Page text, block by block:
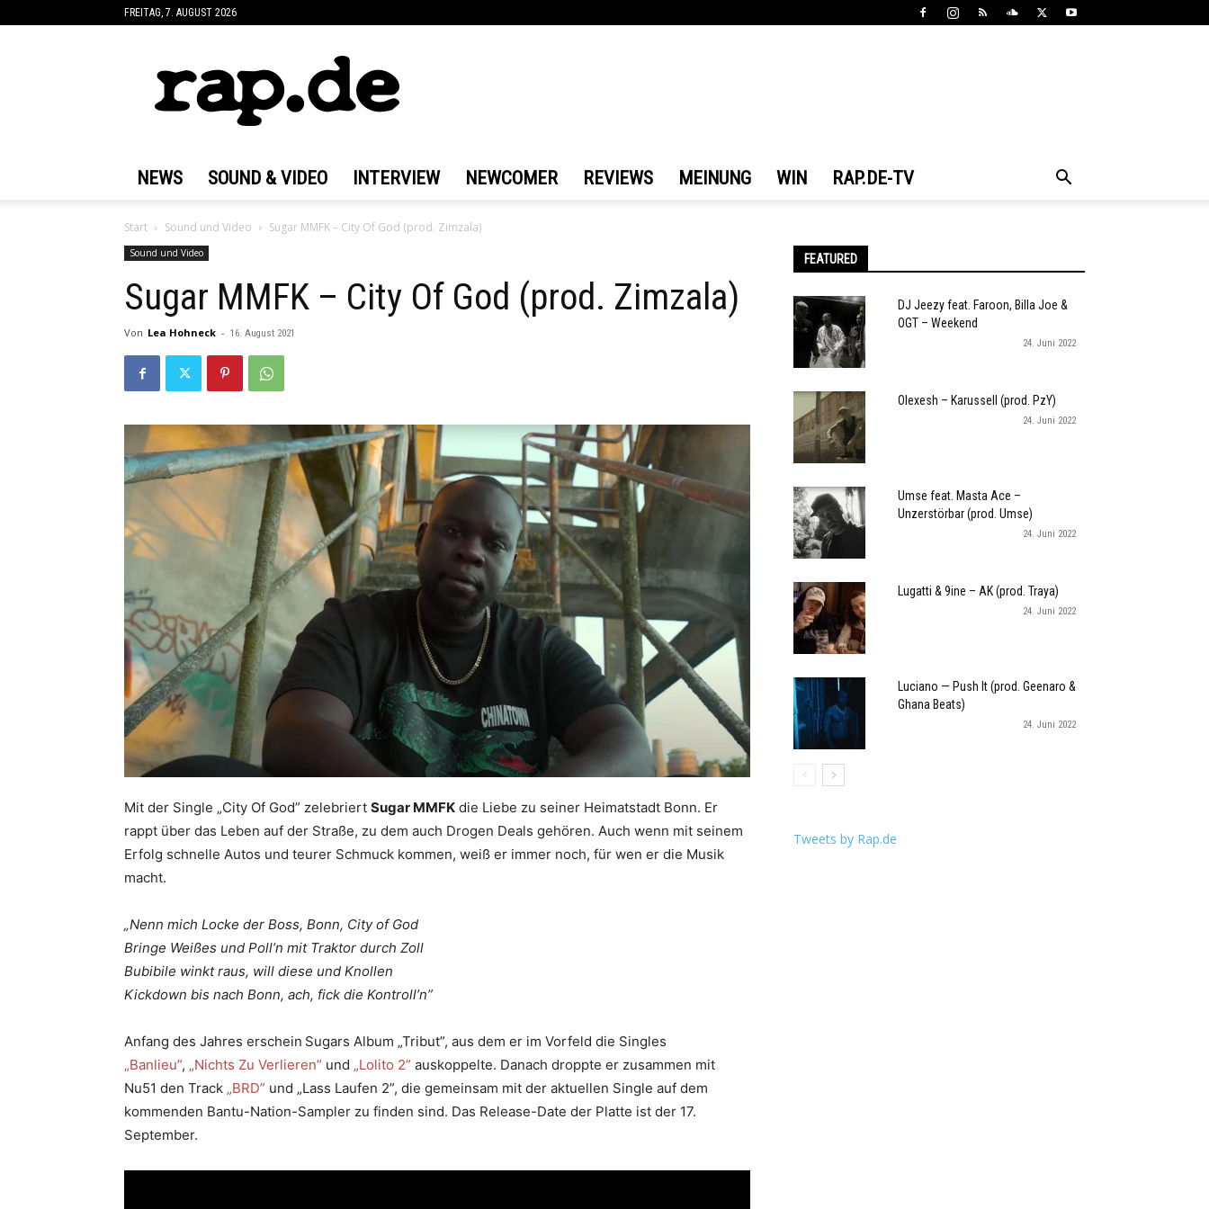
FREITAG, 7. AUGUST 2026
NEWS SOUND & VIDEO INTERVIEW NEWCOMER REVIEWS MEINUNG WIN RAP.DE-TV
Start Sound und Video Sugar MMFK – City Of God (prod. Zimzala)
Sound und Video
Sugar MMFK – City Of God (prod. Zimzala)
Von Lea Hohneck - 16. August 2021
Mit der Single „City Of God” zelebriert Sugar MMFK die Liebe zu seiner Heimatstadt Bonn. Er
rappt über das Leben auf der Straße, zu dem auch Drogen Deals gehören. Auch wenn mit seinem
Erfolg schnelle Autos und teurer Schmuck kommen, weiß er immer noch, für wen er die Musik
macht.
„Nenn mich Locke der Boss, Bonn, City of God
Bringe Weißes und Poll’n mit Traktor durch Zoll
Bubibile winkt raus, will diese und Knollen
Kickdown bis nach Bonn, ach, fick die Kontroll’n”
Anfang des Jahres erschein Sugars Album „Tribut”, aus dem er im Vorfeld die Singles
„Banlieu”, „Nichts Zu Verlieren” und „Lolito 2” auskoppelte. Danach droppte er zusammen mit
Nu51 den Track „BRD” und „Lass Laufen 2”, die gemeinsam mit der aktuellen Single auf dem
kommenden Bantu-Nation-Sampler zu finden sind. Das Release-Date der Platte ist der 17.
September.
FEATURED
DJ Jeezy feat. Faroon, Billa Joe &
OGT – Weekend
24. Juni 2022
Olexesh – Karussell (prod. PzY)
24. Juni 2022
Umse feat. Masta Ace –
Unzerstörbar (prod. Umse)
24. Juni 2022
Lugatti & 9ine – AK (prod. Traya)
24. Juni 2022
Luciano — Push It (prod. Geenaro &
Ghana Beats)
24. Juni 2022
Tweets by Rap.de